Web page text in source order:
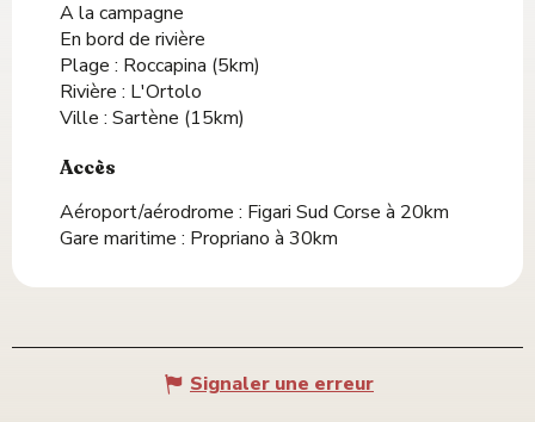
A la campagne
En bord de rivière
Plage : Roccapina (5km)
Rivière : L'Ortolo
Ville : Sartène (15km)
Accès
Accès
Aéroport/aérodrome : Figari Sud Corse à 20km
Gare maritime : Propriano à 30km
Signaler une erreur